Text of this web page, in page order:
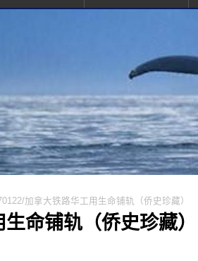
加拿大铁路华工用生命铺轨（侨史珍藏）
命铺轨（侨史珍藏）